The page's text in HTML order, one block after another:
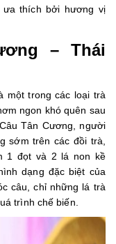
ưa thích bởi hương vị
– Thái
một trong các loại trà
ngon khó quên sau
Tân Cương, người
sớm trên các đồi trà,
1 đọt và 2 lá non kề
dạng đặc biệt của
câu, chỉ những lá trà
trình chế biến.